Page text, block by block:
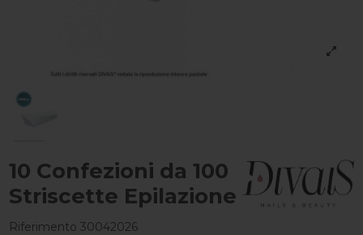
10 Confezioni da 100
Striscette Epilazione
Riferimento 30042026